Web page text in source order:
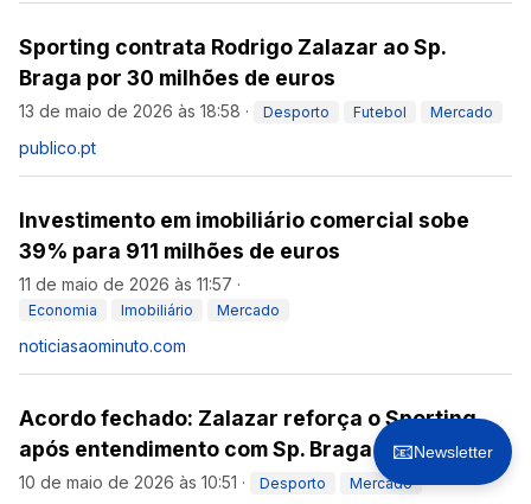
Sporting contrata Rodrigo Zalazar ao Sp.
Braga por 30 milhões de euros
13 de maio de 2026 às 18:58 · Desporto Futebol Mercado
publico.pt
Investimento em imobiliário comercial sobe
39% para 911 milhões de euros
11 de maio de 2026 às 11:57 ·
Economia Imobiliário Mercado
noticiasaominuto.com
Acordo fechado: Zalazar reforça o Sporting
após entendimento com Sp. Braga
10 de maio de 2026 às 10:51 · Desporto Mercado
📧Newsletter